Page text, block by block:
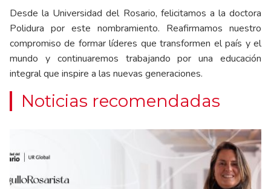
Desde la Universidad del Rosario, felicitamos a la doctora
Polidura por este nombramiento. Reafirmamos nuestro
compromiso de formar líderes que transformen el país y el
mundo y continuaremos trabajando por una educación
integral que inspire a las nuevas generaciones.
Noticias recomendadas